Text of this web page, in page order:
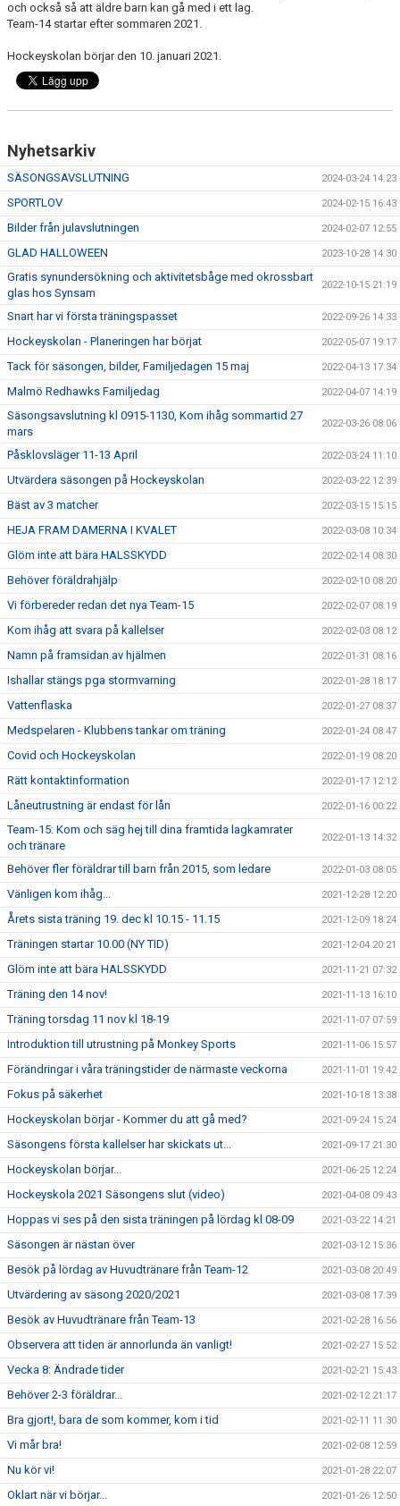
och också så att äldre barn kan gå med i ett lag.
Team-14 startar efter sommaren 2021.
Hockeyskolan börjar den 10. januari 2021.
Nyhetsarkiv
SÄSONGSAVSLUTNING 2024-03-24 14:23
SPORTLOV 2024-02-15 16:43
Bilder från julavslutningen 2024-02-07 12:55
GLAD HALLOWEEN 2023-10-28 14:30
Gratis synundersökning och aktivitetsbåge med okrossbart
glas hos Synsam
2022-10-15 21:19
Snart har vi första träningspasset 2022-09-26 14:33
Hockeyskolan - Planeringen har börjat 2022-05-07 19:17
Tack för säsongen, bilder, Familjedagen 15 maj 2022-04-13 17:34
Malmö Redhawks Familjedag 2022-04-07 14:19
Säsongsavslutning kl 0915-1130, Kom ihåg sommartid 27
mars
2022-03-26 08:06
Påsklovsläger 11-13 April 2022-03-24 11:10
Utvärdera säsongen på Hockeyskolan 2022-03-22 12:39
Bäst av 3 matcher 2022-03-15 15:15
HEJA FRAM DAMERNA I KVALET 2022-03-08 10:34
Glöm inte att bära HALSSKYDD 2022-02-14 08:30
Behöver föräldrahjälp 2022-02-10 08:20
Vi förbereder redan det nya Team-15 2022-02-07 08:19
Kom ihåg att svara på kallelser 2022-02-03 08:12
Namn på framsidan av hjälmen 2022-01-31 08:16
Ishallar stängs pga stormvarning 2022-01-28 18:17
Vattenflaska 2022-01-27 08:37
Medspelaren - Klubbens tankar om träning 2022-01-24 08:47
Covid och Hockeyskolan 2022-01-19 08:20
Rätt kontaktinformation 2022-01-17 12:12
Låneutrustning är endast för lån 2022-01-16 00:22
Team-15: Kom och säg hej till dina framtida lagkamrater
och tränare
2022-01-13 14:32
Behöver fler föräldrar till barn från 2015, som ledare 2022-01-03 08:05
Vänligen kom ihåg... 2021-12-28 12:20
Årets sista träning 19. dec kl 10.15 - 11.15 2021-12-09 18:24
Träningen startar 10.00 (NY TID) 2021-12-04 20:21
Glöm inte att bära HALSSKYDD 2021-11-21 07:32
Träning den 14 nov! 2021-11-13 16:10
Träning torsdag 11 nov kl 18-19 2021-11-07 07:59
Introduktion till utrustning på Monkey Sports 2021-11-06 15:57
Förändringar i våra träningstider de närmaste veckorna 2021-11-01 19:42
Fokus på säkerhet 2021-10-18 13:38
Hockeyskolan börjar - Kommer du att gå med? 2021-09-24 15:24
Säsongens första kallelser har skickats ut... 2021-09-17 21:30
Hockeyskolan börjar... 2021-06-25 12:24
Hockeyskola 2021 Säsongens slut (video) 2021-04-08 09:43
Hoppas vi ses på den sista träningen på lördag kl 08-09 2021-03-22 14:21
Säsongen är nästan över 2021-03-12 15:36
Besök på lördag av Huvudtränare från Team-12 2021-03-08 20:49
Utvärdering av säsong 2020/2021 2021-03-08 17:39
Besök av Huvudtränare från Team-13 2021-02-28 16:56
Observera att tiden är annorlunda än vanligt! 2021-02-27 15:52
Vecka 8: Ändrade tider 2021-02-21 15:43
Behöver 2-3 föräldrar... 2021-02-12 21:17
Bra gjort!, bara de som kommer, kom i tid 2021-02-11 11:30
Vi mår bra! 2021-02-08 12:59
Nu kör vi! 2021-01-28 22:07
Oklart när vi börjar... 2021-01-26 12:50